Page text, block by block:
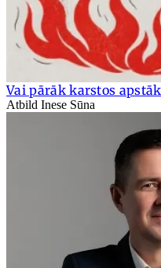
Vai pārāk karstos
Atbild Inese Sūna